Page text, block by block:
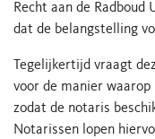
Recht aan de
dat de belangstelling
Tegelijkertijd vraagt
voor de manier
zodat de notaris
Notarissen lopen